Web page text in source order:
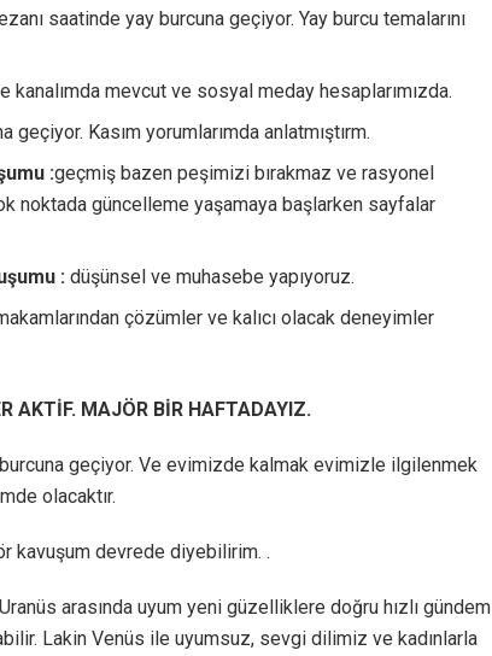
saatinde yay burcuna geçiyor. Yay burcu temalarını
kanalımda mevcut ve sosyal meday hesaplarımızda.
Kasım yorumlarımda anlatmıştırm.
:geçmiş bazen peşimizi bırakmaz ve rasyonel
noktada güncelleme yaşamaya başlarken sayfalar
: düşünsel ve muhasebe yapıyoruz.
çözümler ve kalıcı olacak deneyimler
AKTİF. MAJÖR BİR HAFTADAYIZ.
geçiyor. Ve evimizde kalmak evimizle ilgilenmek
olacaktır.
kavuşum devrede diyebilirim. .
arasında uyum yeni güzelliklere doğru hızlı gündem
Lakin Venüs ile uyumsuz, sevgi dilimiz ve kadınlarla